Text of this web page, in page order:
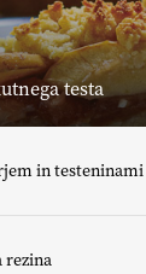
testa
in testeninami
rezina